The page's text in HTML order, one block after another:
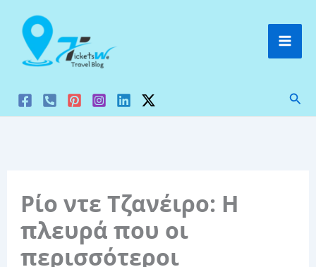
στο
περιεχόμενο
Ρίο ντε Τζανέιρο: Η
πλευρά που οι
περισσότεροι